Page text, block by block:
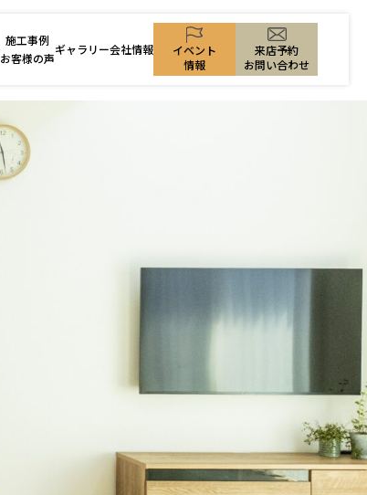
施工事例
お客様の声
ギャラリー会社情報
イベント
情報
来店予約
お問い合わせ